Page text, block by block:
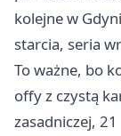
kolejne w Gdyni
starcia, seria
To ważne, bo
offy z czystą
zasadniczej,